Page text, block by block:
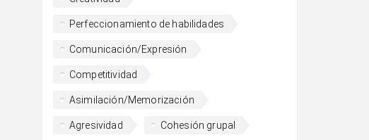
Perfeccionamiento de habilidades
Comunicación/Expresión
Competitividad
Asimilación/Memorización
Agresividad Cohesión grupal